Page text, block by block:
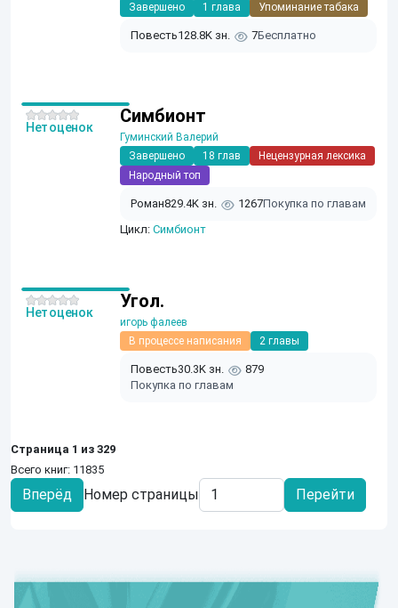
Завершено
1 глава Упоминание табака
Повесть128.8K зн. 7Бесплатно
Симбионт
Гуминский Валерий
Завершено
18 глав
Нецензурная лексика
Народный топ
Роман829.4K зн. 1267Покупка по главам
Цикл: Симбионт
Нет оценок
Угол.
игорь фалеев
В процессе написания
2 главы
Повесть30.3K зн.
879
Покупка по главам
Нет оценок
Страница 1 из 329
Всего книг: 11835
Вперёд Номер страницы Перейти